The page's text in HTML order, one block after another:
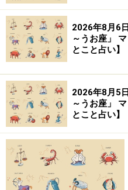
の星座は？
10位：うお座／魚
まれ）
被害妄想に悩まされそう
発しよう。
＞【12星座別】今月の「
の星座は？
2026年8月6
～うお座」
とこと占い】
2026年8月5
～うお座」
とこと占い】